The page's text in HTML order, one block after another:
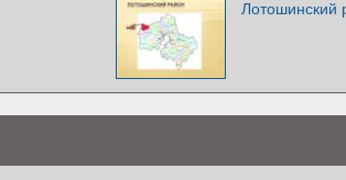
Лотошинский